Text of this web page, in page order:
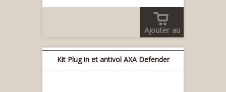
Ajouter au
panier
Kit Plug in et antivol AXA Defender